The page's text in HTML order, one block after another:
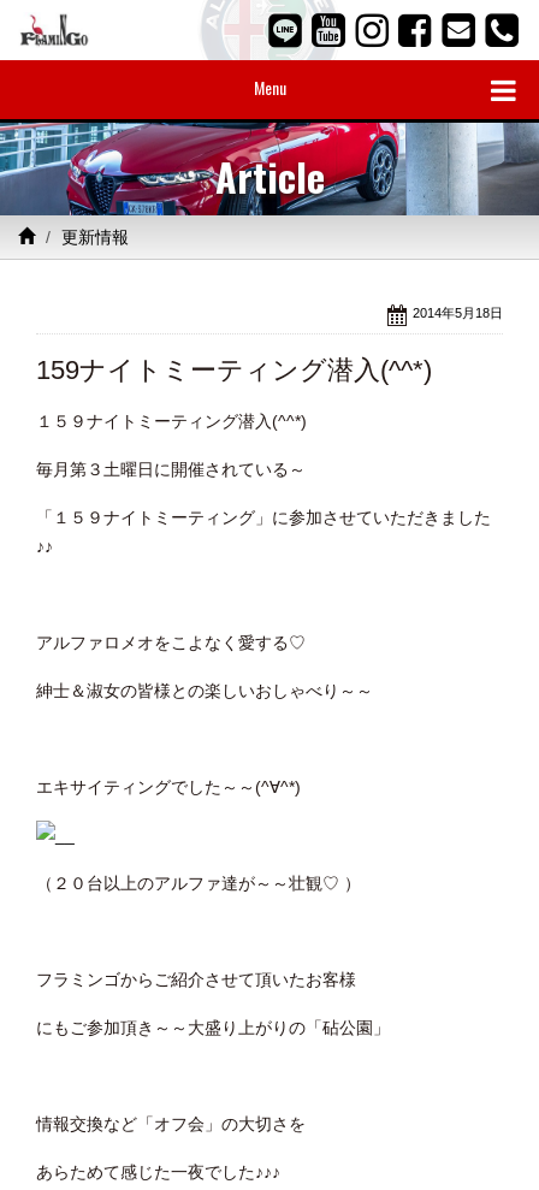
Menu
Article
更新情報
2014年5月18日
159ナイトミーティング潜入(^^*)
１５９ナイトミーティング潜入(^^*)
毎月第３土曜日に開催されている～
「１５９ナイトミーティング」に参加させていただきました
♪♪
アルファロメオをこよなく愛する♡
紳士＆淑女の皆様との楽しいおしゃべり～～
エキサイティングでした～～(^∀^*)
（２０台以上のアルファ達が～～壮観♡ ）
フラミンゴからご紹介させて頂いたお客様
にもご参加頂き～～大盛り上がりの「砧公園」
情報交換など「オフ会」の大切さを
あらためて感じた一夜でした♪♪♪